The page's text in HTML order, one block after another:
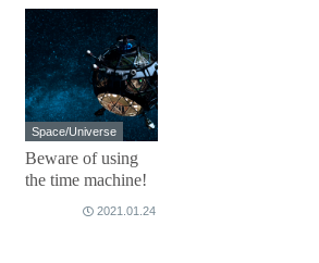
Space/Universe
Beware of using
the time machine!
2021.01.24